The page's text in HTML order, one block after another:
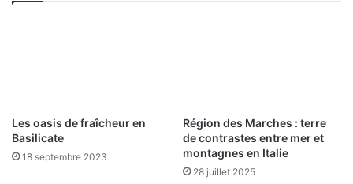
Les oasis de fraîcheur en
Basilicate
18 septembre 2023
Région des Marches : terre
de contrastes entre mer et
montagnes en Italie
28 juillet 2025